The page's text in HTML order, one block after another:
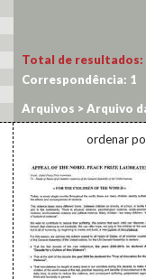
Total de resultados:
Correspondência: 1
Arquivos >Arquivo
ordenar